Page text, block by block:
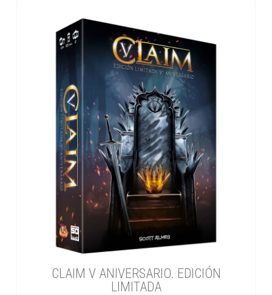
CLAIM V ANIVERSARIO. EDICIÓN
LIMITADA